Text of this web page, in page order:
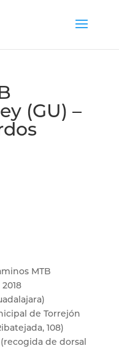
(GU) –
MTB
de Torrejón
108)
(recogida de dorsal